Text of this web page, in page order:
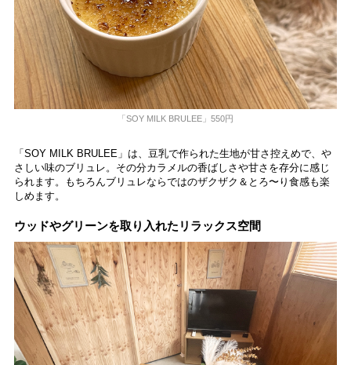
「SOY MILK BRULEE」550円
「SOY MILK BRULEE」は、豆乳で作られた生地が甘さ控えめで、や
さしい味のブリュレ。その分カラメルの香ばしさや甘さを存分に感じ
られます。もちろんブリュレならではのザクザク＆とろ〜り食感も楽
しめます。
ウッドやグリーンを取り入れたリラックス空間